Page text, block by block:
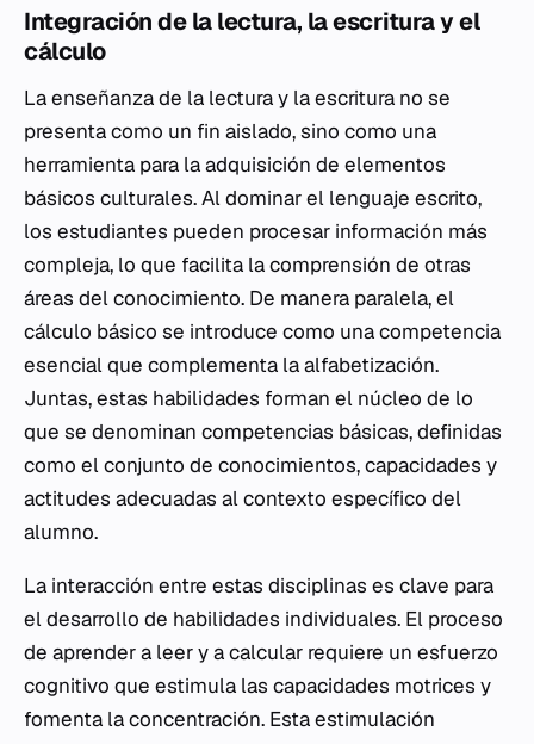
Integración de la lectura, la escritura y el
cálculo
La enseñanza de la lectura y la escritura no se
presenta como un fin aislado, sino como una
herramienta para la adquisición de elementos
básicos culturales. Al dominar el lenguaje escrito,
los estudiantes pueden procesar información más
compleja, lo que facilita la comprensión de otras
áreas del conocimiento. De manera paralela, el
cálculo básico se introduce como una competencia
esencial que complementa la alfabetización.
Juntas, estas habilidades forman el núcleo de lo
que se denominan competencias básicas, definidas
como el conjunto de conocimientos, capacidades y
actitudes adecuadas al contexto específico del
alumno.
La interacción entre estas disciplinas es clave para
el desarrollo de habilidades individuales. El proceso
de aprender a leer y a calcular requiere un esfuerzo
cognitivo que estimula las capacidades motrices y
fomenta la concentración. Esta estimulación